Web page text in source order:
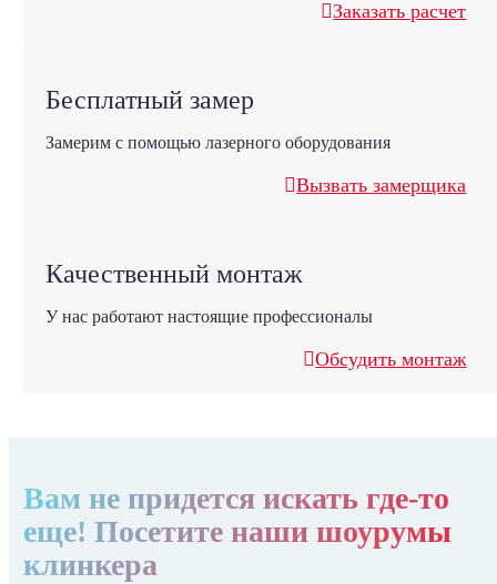
Заказать расчет
Бесплатный замер
Замерим с помощью лазерного оборудования
Вызвать замерщика
Качественный монтаж
У нас работают настоящие профессионалы
Обсудить монтаж
Вам не придется искать где-то
еще! Посетите наши шоурумы
клинкера